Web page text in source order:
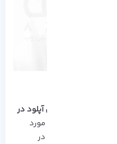
چ
گونه میزان آپلود در
داشتیم که امیدواریم مورد
باشد. میزان آپلود در